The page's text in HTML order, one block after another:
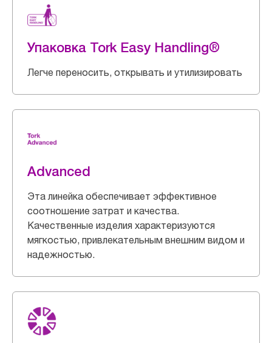
Упаковка Tork Easy Handling®
Легче переносить, открывать и утилизировать
Advanced
Эта линейка обеспечивает эффективное
соотношение затрат и качества.
Качественные изделия характеризуются
мягкостью, привлекательным внешним видом и
надежностью.